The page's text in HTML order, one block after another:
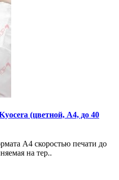
(цветной, A4, до 40
A4 скоростью печати до
на тер..